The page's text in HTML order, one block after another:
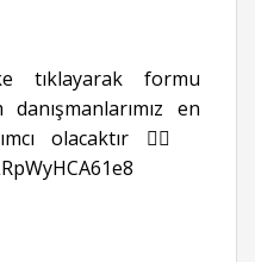
tıklayarak formu
en
olacaktır 👉🏻